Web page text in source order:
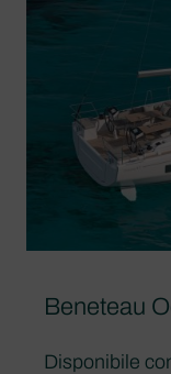
Beneteau
Disponibile